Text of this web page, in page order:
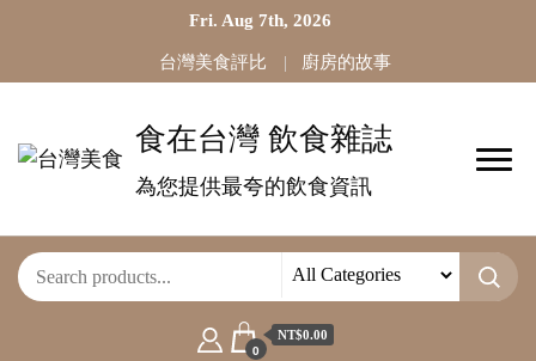
Fri. Aug 7th, 2026
台灣美食評比 廚房的故事
食在台灣 飲食雜誌
為您提供最夸的飲食資訊
0
NT$0.00